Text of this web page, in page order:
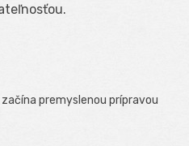
premyslenou prípravou